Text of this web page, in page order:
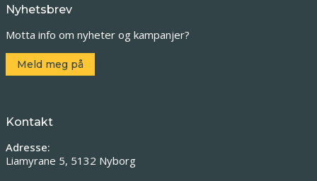
Nyhetsbrev
Motta info om nyheter og kampanjer?
Meld meg på
Kontakt
Adresse:
Liamyrane 5, 5132 Nyborg